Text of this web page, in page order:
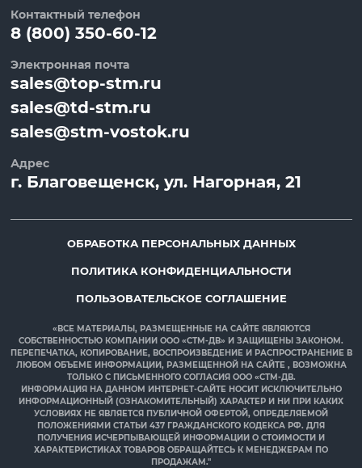
Контактный телефон
8 (800) 350-60-12
Электронная почта
sales@top-stm.ru
sales@td-stm.ru
sales@stm-vostok.ru
Адрес
г. Благовещенск, ул. Нагорная, 21
ОБРАБОТКА ПЕРСОНАЛЬНЫХ ДАННЫХ
ПОЛИТИКА КОНФИДЕНЦИАЛЬНОСТИ
ПОЛЬЗОВАТЕЛЬСКОЕ СОГЛАШЕНИЕ
«ВСЕ МАТЕРИАЛЫ, РАЗМЕЩЕННЫЕ НА САЙТЕ ЯВЛЯЮТСЯ
СОБСТВЕННОСТЬЮ КОМПАНИИ ООО «СТМ-ДВ» И ЗАЩИЩЕНЫ ЗАКОНОМ.
ПЕРЕПЕЧАТКА, КОПИРОВАНИЕ, ВОСПРОИЗВЕДЕНИЕ И РАСПРОСТРАНЕНИЕ В
ЛЮБОМ ОБЪЕМЕ ИНФОРМАЦИИ, РАЗМЕЩЕННОЙ НА САЙТЕ , ВОЗМОЖНА
ТОЛЬКО С ПИСЬМЕННОГО СОГЛАСИЯ ООО «СТМ-ДВ.
ИНФОРМАЦИЯ НА ДАННОМ ИНТЕРНЕТ-САЙТЕ НОСИТ ИСКЛЮЧИТЕЛЬНО
ИНФОРМАЦИОННЫЙ (ОЗНАКОМИТЕЛЬНЫЙ) ХАРАКТЕР И НИ ПРИ КАКИХ
УСЛОВИЯХ НЕ ЯВЛЯЕТСЯ ПУБЛИЧНОЙ ОФЕРТОЙ, ОПРЕДЕЛЯЕМОЙ
ПОЛОЖЕНИЯМИ СТАТЬИ 437 ГРАЖДАНСКОГО КОДЕКСА РФ. ДЛЯ
ПОЛУЧЕНИЯ ИСЧЕРПЫВАЮЩЕЙ ИНФОРМАЦИИ О СТОИМОСТИ И
ХАРАКТЕРИСТИКАХ ТОВАРОВ ОБРАЩАЙТЕСЬ К МЕНЕДЖЕРАМ ПО
ПРОДАЖАМ."